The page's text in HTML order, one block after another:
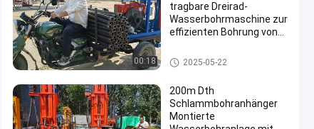
00:18
tragbare Dreirad-
Wasserbohrmaschine zur
effizienten Bohrung von
Bohrmaschine für Bohrlöcher
2025-05-22
200m Dth
Schlammbohranhänger
Montierte